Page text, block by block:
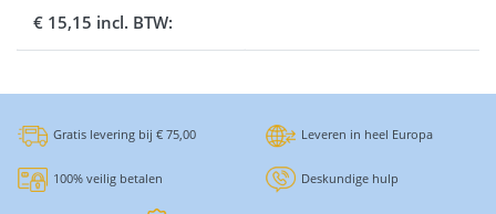
€ 15,15 incl. BTW:
Gratis levering bij € 75,00 Leveren in heel Europa
100% veilig betalen Deskundige hulp